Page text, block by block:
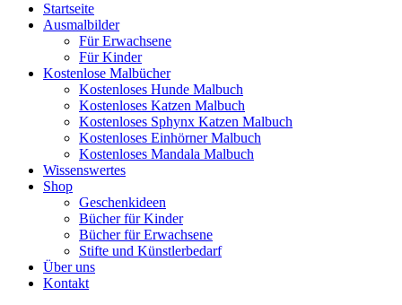
Startseite
Ausmalbilder
Für Erwachsene
Für Kinder
Kostenlose Malbücher
Kostenloses Hunde Malbuch
Kostenloses Katzen Malbuch
Kostenloses Sphynx Katzen Malbuch
Kostenloses Einhörner Malbuch
Kostenloses Mandala Malbuch
Wissenswertes
Shop
Geschenkideen
Bücher für Kinder
Bücher für Erwachsene
Stifte und Künstlerbedarf
Über uns
Kontakt